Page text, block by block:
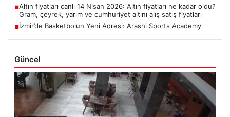
■Altın fiyatları canlı 14 Nisan 2026: Altın fiyatları ne kadar oldu?
Gram, çeyrek, yarım ve cumhuriyet altını alış satış fiyatları
■İzmir’de Basketbolun Yeni Adresi: Arashi Sports Academy
Güncel